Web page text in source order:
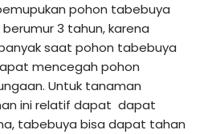
pohon tabebuya
3 tahun, karena
saat pohon tabebuya
mencegah pohon
Untuk tanaman
ini relatif dapat dapat
tabebuya bisa dapat tahan